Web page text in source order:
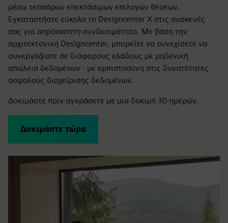
μέσω τεσσάρων επεκτάσιμων επιλογών θέσεων.
Εγκαταστήστε εύκολα το Designcenter X στις συσκευές
σας για απρόσκοπτησυνδεσιμότητα. Με βάση την
αρχιτεκτονική Designcenter, μπορείτε να συνεχίσετε να
συνεργάζεστε σε διάφορους κλάδους με μηδενική
απώλεια δεδομένων - με εμπιστοσύνη στις δυνατότητες
ασφαλούς διαχείρισης δεδομένων.
Δοκιμάστε πριν αγοράσετε με μια δοκιμή 30 ημερών.
Δοκιμάστε τώρα